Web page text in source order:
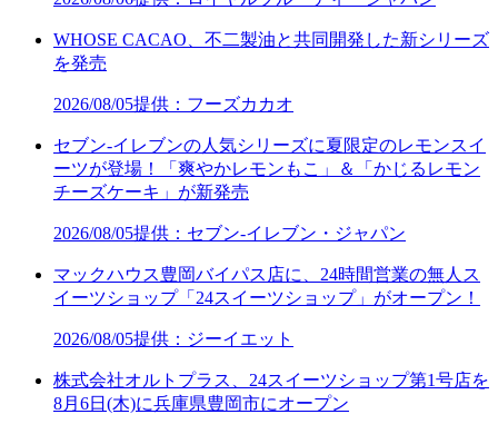
WHOSE CACAO、不二製油と共同開発した新シリーズ
を発売
2026/08/05提供：フーズカカオ
セブン‐イレブンの人気シリーズに夏限定のレモンスイ
ーツが登場！「爽やかレモンもこ」＆「かじるレモン
チーズケーキ」が新発売
2026/08/05提供：セブン‐イレブン・ジャパン
マックハウス豊岡バイパス店に、24時間営業の無人ス
イーツショップ「24スイーツショップ」がオープン！
2026/08/05提供：ジーイエット
株式会社オルトプラス、24スイーツショップ第1号店を
8月6日(木)に兵庫県豊岡市にオープン